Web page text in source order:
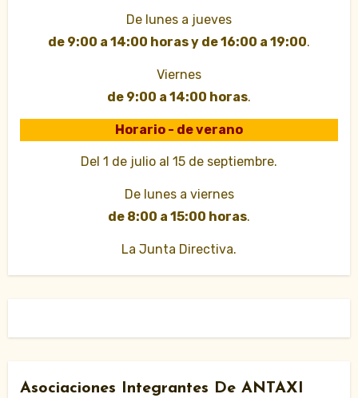
De lunes a jueves
de 9:00 a 14:00 horas y de 16:00 a 19:00.
Viernes
de 9:00 a 14:00 horas.
Horario - de verano
Del 1 de julio al 15 de septiembre.
De lunes a viernes
de 8:00 a 15:00 horas.
La Junta Directiva.
Asociaciones Integrantes De ANTAXI